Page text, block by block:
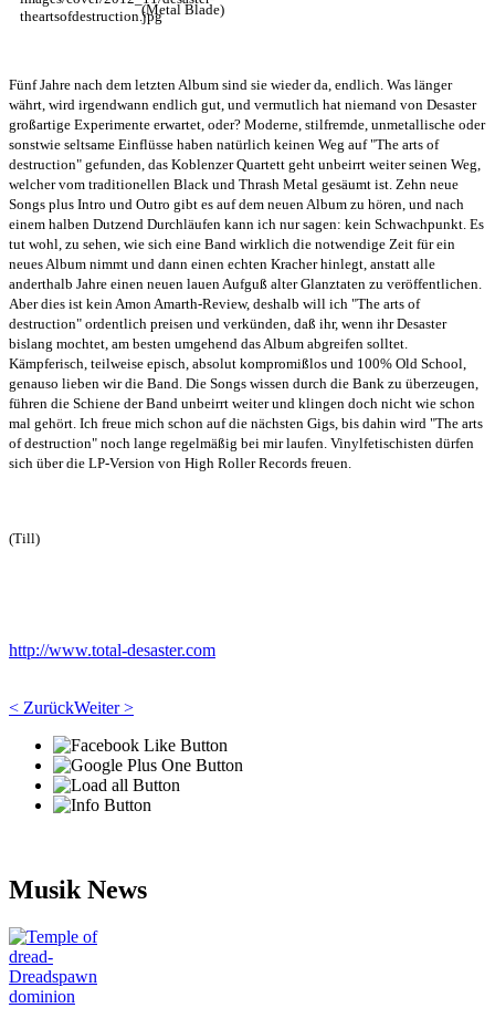
(Metal Blade)
Fünf Jahre nach dem letzten Album sind sie wieder da, endlich. Was länger
währt, wird irgendwann endlich gut, und vermutlich hat niemand von Desaster
großartige Experimente erwartet, oder? Moderne, stilfremde, unmetallische oder
sonstwie seltsame Einflüsse haben natürlich keinen Weg auf "The arts of
destruction" gefunden, das Koblenzer Quartett geht unbeirrt weiter seinen Weg,
welcher vom traditionellen Black und Thrash Metal gesäumt ist. Zehn neue
Songs plus Intro und Outro gibt es auf dem neuen Album zu hören, und nach
einem halben Dutzend Durchläufen kann ich nur sagen: kein Schwachpunkt. Es
tut wohl, zu sehen, wie sich eine Band wirklich die notwendige Zeit für ein
neues Album nimmt und dann einen echten Kracher hinlegt, anstatt alle
anderthalb Jahre einen neuen lauen Aufguß alter Glanztaten zu veröffentlichen.
Aber dies ist kein Amon Amarth-Review, deshalb will ich "The arts of
destruction" ordentlich preisen und verkünden, daß ihr, wenn ihr Desaster
bislang mochtet, am besten umgehend das Album abgreifen solltet.
Kämpferisch, teilweise episch, absolut kompromißlos und 100% Old School,
genauso lieben wir die Band. Die Songs wissen durch die Bank zu überzeugen,
führen die Schiene der Band unbeirrt weiter und klingen doch nicht wie schon
mal gehört. Ich freue mich schon auf die nächsten Gigs, bis dahin wird "The arts
of destruction" noch lange regelmäßig bei mir laufen. Vinylfetischisten dürfen
sich über die LP-Version von High Roller Records freuen.
(Till)
http://www.total-desaster.com
< ZurückWeiter >
Musik News